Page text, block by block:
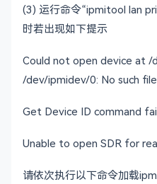
(3) 运行命令“ipmitool lan
时若出现如下提示
Could not open device at
/dev/ipmidev/0: No such
Get Device ID command
Unable to open SDR for
请依次执行以下命令加载